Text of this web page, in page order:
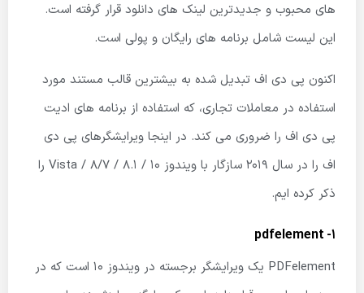
های محبوب و جدیدترین لینک های دانلود قرار گرفته است.
این لیست شامل برنامه های رایگان و پولی است.
اکنون پی دی اف تبدیل شده به بیشترین قالب مستند مورد
استفاده در معاملات تجاری، که استفاده از برنامه های ادیت
پی دی اف را ضروری می کند. در اینجا ویرایشگرهای پی دی
اف را در سال 2019 سازگار با ویندوز 10 / 8.1 / 8/7 / Vista را
ذکر کرده ایم.
1- pdfelement
PDFelement یک ویرایشگر برجسته در ویندوز 10 است که در